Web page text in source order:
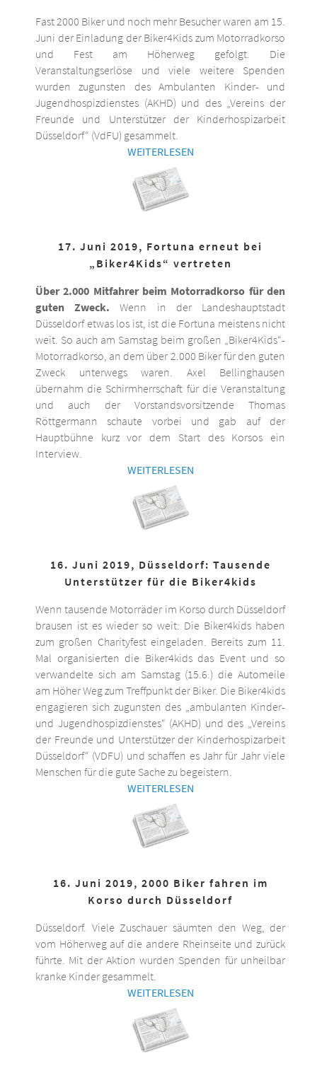
Fast 2000 Biker und noch mehr Besucher waren am 15.
Juni der Einladung der Biker4Kids zum Motorradkorso
und Fest am Höherweg gefolgt. Die
Veranstaltungserlöse und viele weitere Spenden
wurden zugunsten des Ambulanten Kinder- und
Jugendhospizdienstes (AKHD) und des „Vereins der
Freunde und Unterstützer der Kinderhospizarbeit
Düsseldorf“ (VdFU) gesammelt.
WEITERLESEN
17. Juni 2019, Fortuna erneut bei
„Biker4Kids“ vertreten
Über 2.000 Mitfahrer beim Motorradkorso für den
guten Zweck. Wenn in der Landeshauptstadt
Düsseldorf etwas los ist, ist die Fortuna meistens nicht
weit. So auch am Samstag beim großen „Biker4Kids“-
Motorradkorso, an dem über 2.000 Biker für den guten
Zweck unterwegs waren. Axel Bellinghausen
übernahm die Schirmherrschaft für die Veranstaltung
und auch der Vorstandsvorsitzende Thomas
Röttgermann schaute vorbei und gab auf der
Hauptbühne kurz vor dem Start des Korsos ein
Interview.
WEITERLESEN
16. Juni 2019, Düsseldorf: Tausende
Unterstützer für die Biker4kids
Wenn tausende Motorräder im Korso durch Düsseldorf
brausen ist es wieder so weit: Die Biker4kids haben
zum großen Charityfest eingeladen. Bereits zum 11.
Mal organisierten die Biker4kids das Event und so
verwandelte sich am Samstag (15.6.) die Automeile
am Höher Weg zum Treffpunkt der Biker. Die Biker4kids
engagieren sich zugunsten des „ambulanten Kinder-
und Jugendhospizdienstes“ (AKHD) und des „Vereins
der Freunde und Unterstützer der Kinderhospizarbeit
Düsseldorf“ (VDFU) und schaffen es Jahr für Jahr viele
Menschen für die gute Sache zu begeistern.
WEITERLESEN
16. Juni 2019, 2000 Biker fahren im
Korso durch Düsseldorf
Düsseldorf. Viele Zuschauer säumten den Weg, der
vom Höherweg auf die andere Rheinseite und zurück
führte. Mit der Aktion wurden Spenden für unheilbar
kranke Kinder gesammelt.
WEITERLESEN